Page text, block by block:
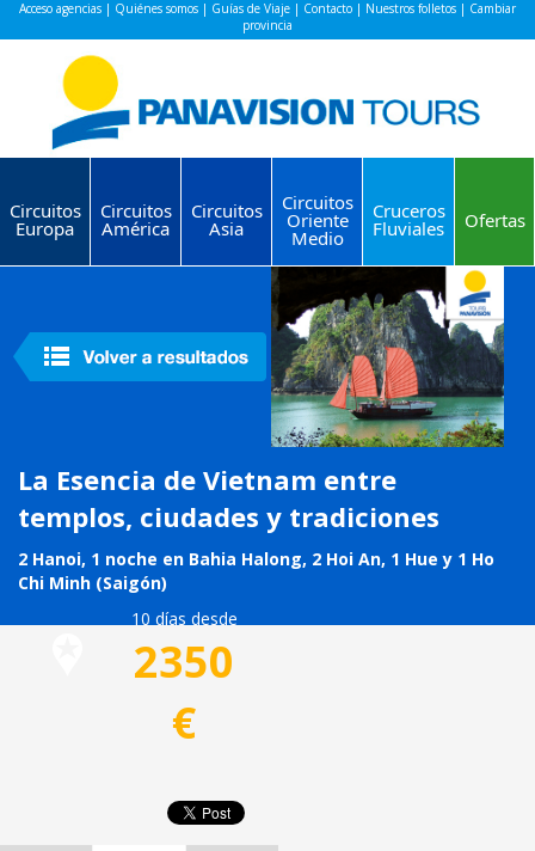
Acceso agencias | Quiénes somos | Guías de Viaje | Contacto | Nuestros folletos | Cambiar
provincia
Circuitos
Europa
Circuitos
América
Circuitos
Asia
Circuitos
Oriente
Medio
Cruceros
Fluviales Ofertas
La Esencia de Vietnam entre
templos, ciudades y tradiciones
2 Hanoi, 1 noche en Bahia Halong, 2 Hoi An, 1 Hue y 1 Ho
Chi Minh (Saigón)
10 días desde
2350
€